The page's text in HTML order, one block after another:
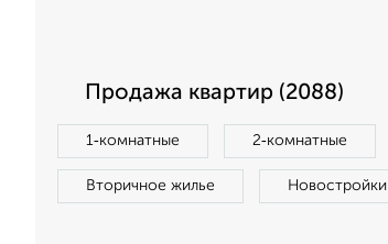
Продажа квартир (2088)
1‑комнатные 2‑комнатные
Вторичное жилье Новостройки